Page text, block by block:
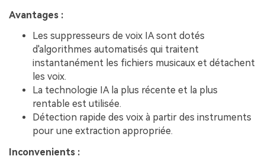
Avantages :
Les suppresseurs de voix IA sont dotés
d'algorithmes automatisés qui traitent
instantanément les fichiers musicaux et détachent
les voix.
La technologie IA la plus récente et la plus
rentable est utilisée.
Détection rapide des voix à partir des instruments
pour une extraction appropriée.
Inconvenients :